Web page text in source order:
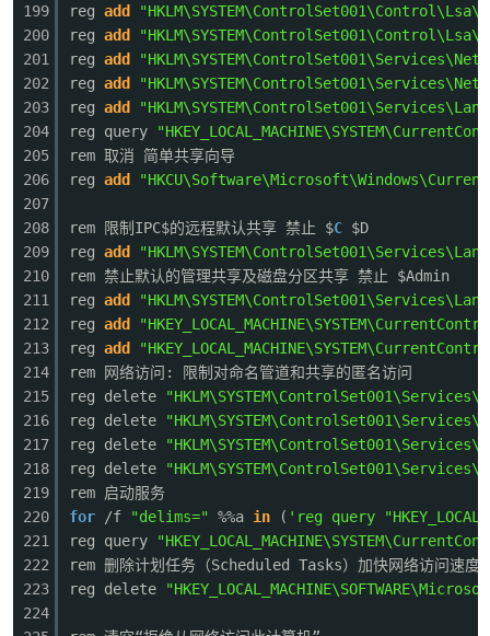
199
200
201
202
203
204
205
206
207
208
209
210
211
212
213
214
215
216
217
218
219
220
221
222
223
224
reg add
reg add
reg add
reg add
reg add
reg query
rem 取消 简单共享向导
reg add
rem 限制IPC$的远程默认共享 禁止 $C $D
reg add
rem 禁止默认的管理共享及磁盘分区共享 禁止 $Admin
reg add
reg add
reg add
rem 网络访问: 限制对命名管道和共享的匿名访问
reg delete
reg delete
reg delete
reg delete
rem 启动服务
for
/f "delims=" %%a in ( 'reg query
reg query
rem 删除计划任务（Scheduled Tasks）加快网络访问速度
reg delete